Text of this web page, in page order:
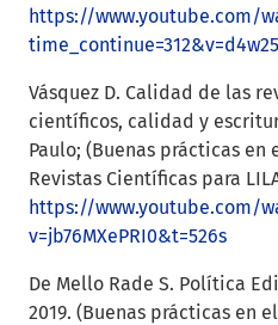
https://www.youtube.com/
Vásquez D. Calidad de las
científicos, calidad y
Paulo; (Buenas prácticas
Revistas Científicas para
https://www.youtube.com/
v=jb76MXePRI0&t=526s
De Mello Rade S. Política
2019. (Buenas prácticas en